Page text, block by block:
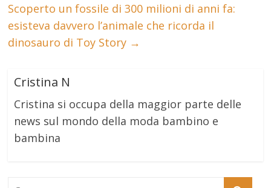
Scoperto un fossile di 300 milioni di anni fa:
esisteva davvero l’animale che ricorda il
dinosauro di Toy Story →
Cristina N
Cristina si occupa della maggior parte delle
news sul mondo della moda bambino e
bambina